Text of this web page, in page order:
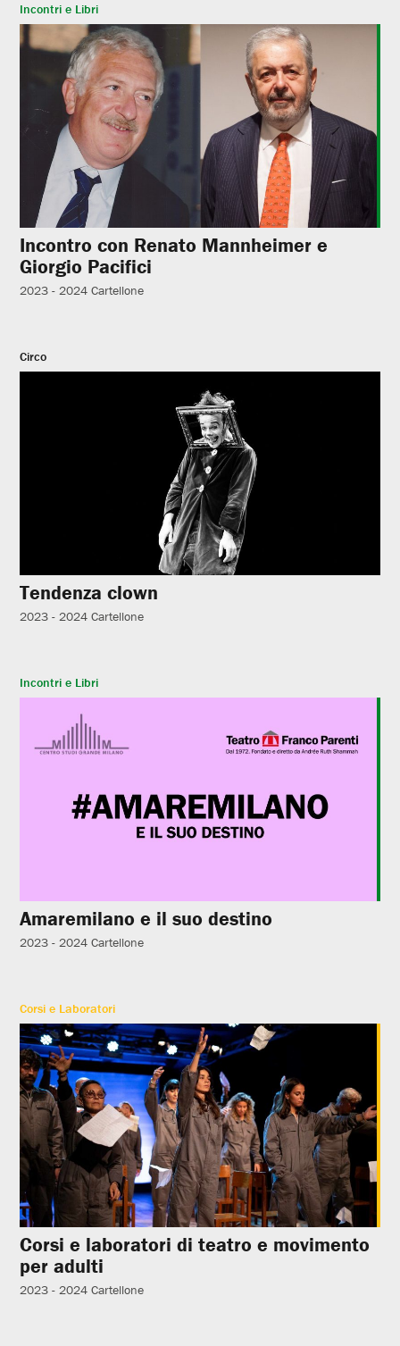
Incontri e Libri
Incontro con Renato Mannheimer e
Giorgio Pacifici
2023 - 2024 Cartellone
Circo
Tendenza clown
2023 - 2024 Cartellone
Incontri e Libri
Amaremilano e il suo destino
2023 - 2024 Cartellone
Corsi e Laboratori
Corsi e laboratori di teatro e movimento
per adulti
2023 - 2024 Cartellone